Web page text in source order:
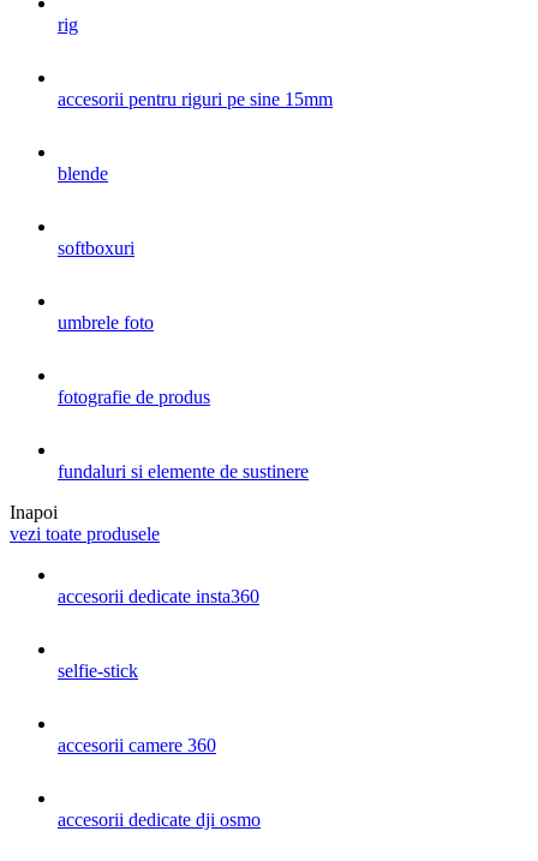
rig
accesorii pentru riguri pe sine 15mm
blende
softboxuri
umbrele foto
fotografie de produs
fundaluri si elemente de sustinere
Inapoi
vezi toate produsele
accesorii dedicate insta360
selfie-stick
accesorii camere 360
accesorii dedicate dji osmo